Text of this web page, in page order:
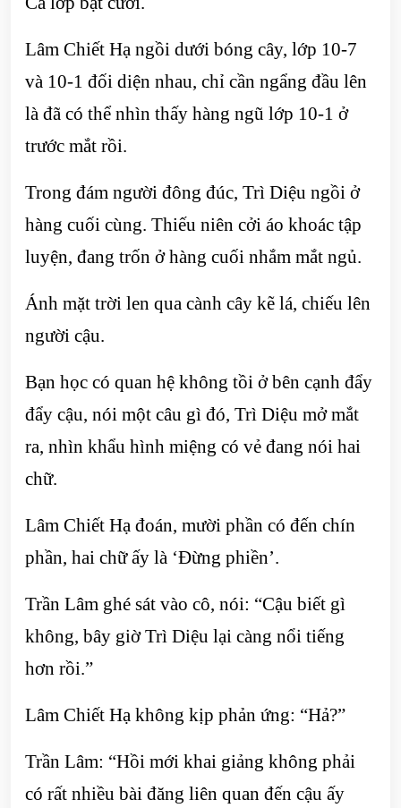
Lâm Chiết Hạ ngồi dưới bóng cây, lớp 10-7
và 10-1 đối diện nhau, chỉ cần ngẩng đầu lên
là đã có thể nhìn thấy hàng ngũ lớp 10-1 ở
trước mắt rồi.
Trong đám người đông đúc, Trì Diệu ngồi ở
hàng cuối cùng. Thiếu niên cởi áo khoác tập
luyện, đang trốn ở hàng cuối nhắm mắt ngủ.
Ánh mặt trời len qua cành cây kẽ lá, chiếu lên
người cậu.
Bạn học có quan hệ không tồi ở bên cạnh đẩy
đẩy cậu, nói một câu gì đó, Trì Diệu mở mắt
ra, nhìn khẩu hình miệng có vẻ đang nói hai
chữ.
Lâm Chiết Hạ đoán, mười phần có đến chín
phần, hai chữ ấy là ‘Đừng phiền’.
Trần Lâm ghé sát vào cô, nói: “Cậu biết gì
không, bây giờ Trì Diệu lại càng nổi tiếng
hơn rồi.”
Lâm Chiết Hạ không kịp phản ứng: “Hả?”
Trần Lâm: “Hồi mới khai giảng không phải
có rất nhiều bài đăng liên quan đến cậu ấy